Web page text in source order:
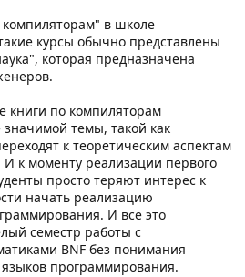
в школе
курсы обычно представлены
которая предназначена
книги по компиляторам
темы, такой как
к теоретическим аспектам
к моменту реализации первого
просто теряют интерес к
начать реализацию
И все это
семестр работы с
BNF без понимания
программирования.